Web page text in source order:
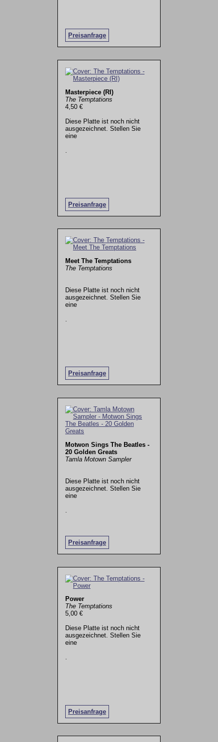
Preisanfrage
Masterpiece (RI)
The Temptations
4,50 €
Diese Platte ist noch nicht
ausgezeichnet. Stellen Sie
eine
Preisanfrage
Meet The Temptations
The Temptations
Diese Platte ist noch nicht
ausgezeichnet. Stellen Sie
eine
Preisanfrage
.
Motwon Sings The Beatles -
20 Golden Greats
Tamla Motown Sampler
Diese Platte ist noch nicht
ausgezeichnet. Stellen Sie
eine
Preisanfrage
Power
The Temptations
5,00 €
Diese Platte ist noch nicht
ausgezeichnet. Stellen Sie
eine
Preisanfrage
.